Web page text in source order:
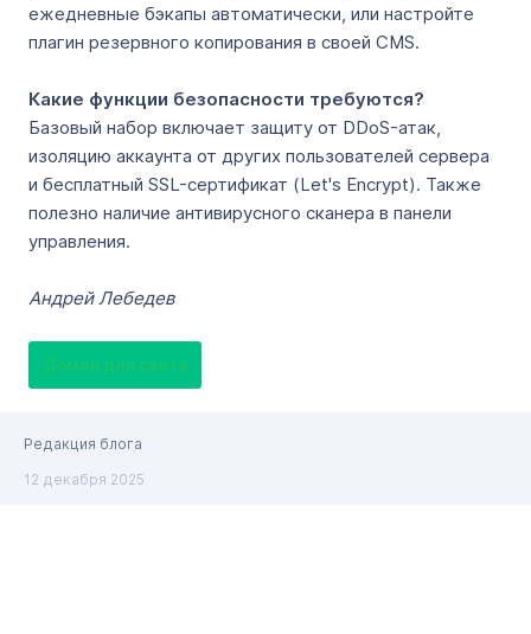
ежедневные бэкапы автоматически, или настройте
плагин резервного копирования в своей CMS.
Какие функции безопасности требуются?
Базовый набор включает защиту от DDoS-атак,
изоляцию аккаунта от других пользователей сервера
и бесплатный SSL-сертификат (Let's Encrypt). Также
полезно наличие антивирусного сканера в панели
управления.
Андрей Лебедев
Домен для сайта
Редакция блога
12 декабря 2025